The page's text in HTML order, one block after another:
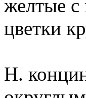
желтые с
цветки
Н.